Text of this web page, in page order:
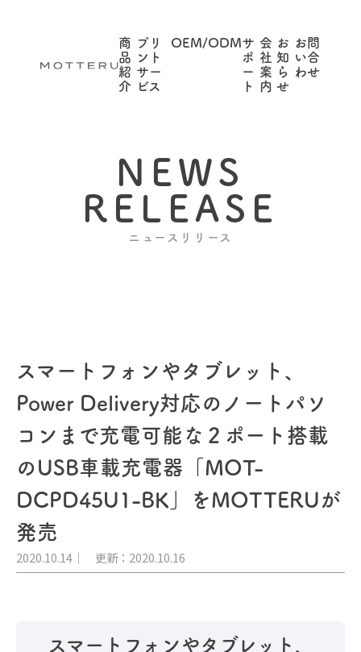
商
品
紹
介
プリ
ント
サー
ビス
OEM/ODMサ
ポ
ー
ト
会
社
案
内
お
知
ら
せ
お問
い合
わせ
NEWS
RELEASE
ニュースリリース
2020.10.14 更新：2020.10.16
スマートフォンやタブレット、
Power Delivery対応のノートパソ
コンまで充電可能な２ポート搭載
のUSB車載充電器「MOT-
DCPD45U1-BK」をMOTTERUが
発売
スマートフォンやタブレット、